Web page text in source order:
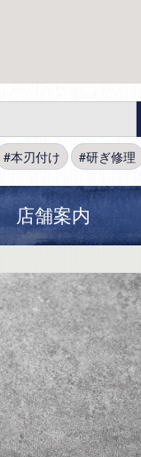
本刃付け 研ぎ修理
店舗案内